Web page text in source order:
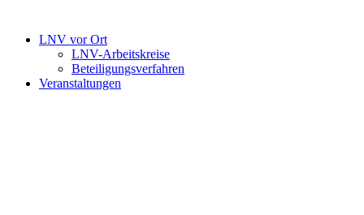
LNV vor Ort
LNV-Arbeitskreise
Beteiligungsverfahren
Veranstaltungen